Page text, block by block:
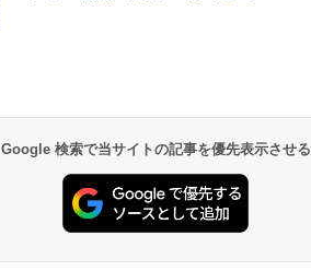
Google 検索で当サイトの記事を優先表示させる